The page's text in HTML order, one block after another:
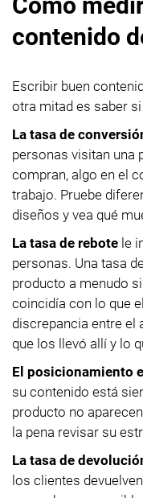
contenido
Escribir buen
otra mitad es saber
La tasa de
personas visitan una
compran, algo en el
trabajo. Pruebe
diseños y vea qué
La tasa de rebote le
personas. Una tasa
producto a menudo
coincidía con lo que
discrepancia entre el
que los llevó allí y lo
El posicionamiento
su contenido está
producto no
la pena revisar su
La tasa de
los clientes